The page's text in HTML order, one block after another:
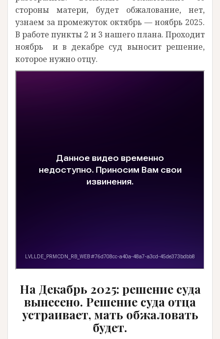
стороны матери, будет обжалование, нет,
узнаем за промежуток октябрь — ноябрь 2025.
В работе пункты 2 и 3 нашего плана. Проходит
ноябрь и в декабре суд выносит решение,
которое нужно отцу.
На Декабрь 2025: решение суда
вынесено. Решение суда отца
устраивает, мать обжаловать
будет.